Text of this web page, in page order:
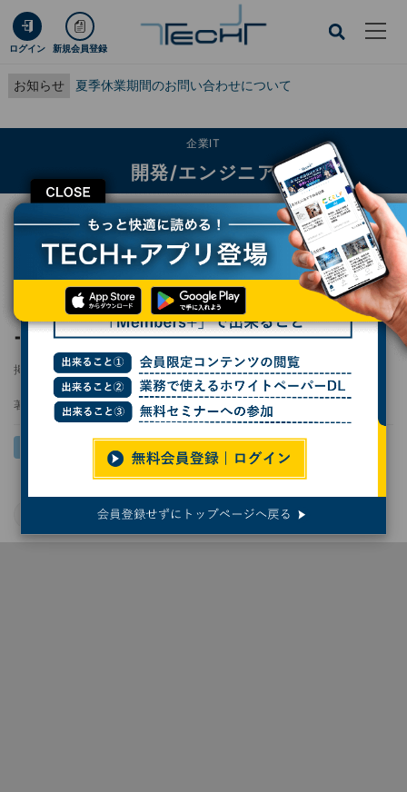
ログイン 新規会員登録
お知らせ 夏季休業期間のお問い合わせについて
CLOSE
企業IT
開発/エンジニア
TECH+ 企業IT
開発/エンジニア
Windows 11、起動不能の恐れも セキュアブート証明書の期限が2026年6月に
Windows 11、起動不能の恐れも セキュアブ
ート証明書の期限が2026年6月に迫る
掲載日 2026/04/01 07:50 更新日2026/04/06 09:15
著者： 杉山貴章